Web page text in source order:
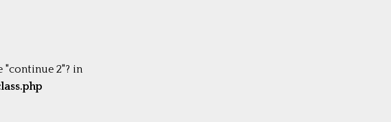
"continue 2"? in